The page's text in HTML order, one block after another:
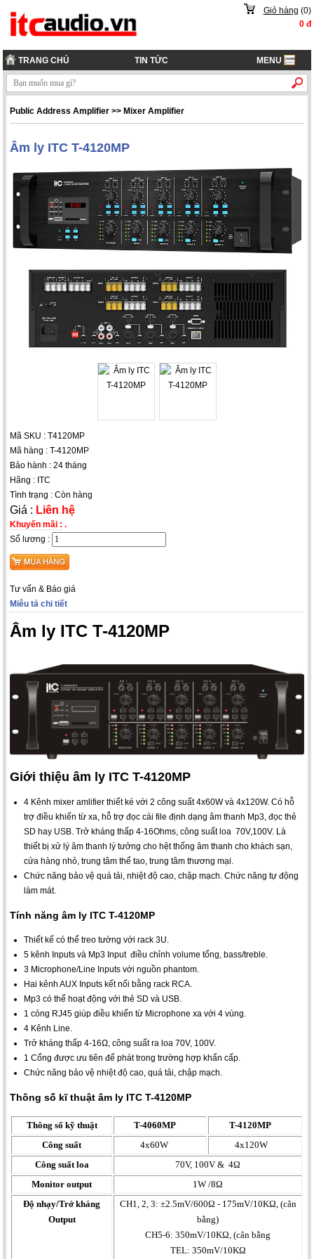
Giỏ hàng (0)
0đ
TRANG CHỦ TIN TỨC MENU
Public Address Amplifier >>Mixer Amplifier
Âm ly ITC T-4120MP
Mã SKU : T4120MP
Mã hàng : T-4120MP
Bảo hành : 24 tháng
Hãng : ITC
Tình trạng : Còn hàng
Giá : Liên hệ
Khuyến mãi : .
Số lương :
Tư vấn & Báo giá
Miêu tả chi tiết
Âm ly ITC T-4120MP
Giới thiệu âm ly ITC T-4120MP
4 Kênh mixer amlifier thiết ké với 2 công suất 4x60W và 4x120W. Có hỗ
trợ điều khiển từ xa, hỗ trợ đọc cái file định dạng âm thanh Mp3, đọc thẻ
SD hay USB. Trở kháng thấp 4-16Ohms, công suất loa 70V,100V. Là
thiết bị xử lý âm thanh lý tưởng cho hệt thống âm thanh cho khách sạn,
cửa hàng nhỏ, trung tâm thể tao, trung tâm thương mại.
Chức năng bảo vệ quá tải, nhiệt độ cao, chập mạch. Chức năng tự động
làm mát.
Tính năng âm ly ITC T-4120MP
Thiết kế có thể treo tường với rack 3U.
5 kênh Inputs và Mp3 Input điều chỉnh volume tổng, bass/treble.
3 Microphone/Line Inputs với nguồn phantom.
Hai kênh AUX Inputs kết nối bằng rack RCA.
Mp3 có thể hoạt động với thẻ SD và USB.
1 cỏng RJ45 giúp điều khiển từ Microphone xa với 4 vùng.
4 Kênh Line.
Trở kháng thấp 4-16Ω, công suất ra loa 70V, 100V.
1 Cổng được ưu tiên để phát trong trường hợp khẩn cấp.
Chức năng bảo vệ nhiệt độ cao, quá tải, chập mạch.
Thông số kĩ thuậtâm ly ITC T-4120MP
Thông số kỹ thuật T-4060MP
T-4120MP
Công suất
4x60W
4x120W
Công suất loa
70V, 100V & 4Ω
Monitor output
1W /8Ω
Độ nhạy/Trở kháng
Output
CH1, 2, 3: ±2.5mV/600Ω - 175mV/10KΩ, (cân
bằng)
CH5-6: 350mV/10KΩ, (cân bằng
TEL: 350mV/10KΩ